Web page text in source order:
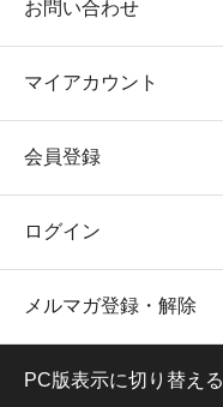
お問い合わせ
マイアカウント
会員登録
ログイン
メルマガ登録・解除
PC版表示に切り替える